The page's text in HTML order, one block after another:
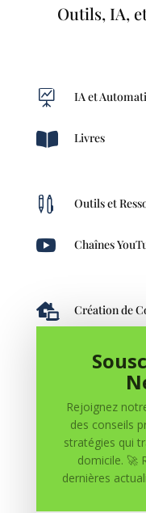
Outils, IA,
 IA et
 Livres
 Outils et
 Chaînes
 Création de
0
Rejoignez
des conseils
stratégies qui
domicile. 🚀
dernières